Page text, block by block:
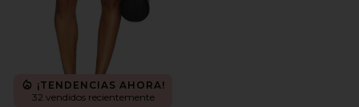
¡TENDENCIAS AHORA!
32 vendidos recientemente